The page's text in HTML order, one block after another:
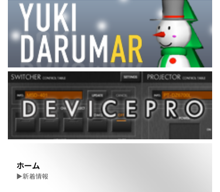
ホーム
▶新着情報